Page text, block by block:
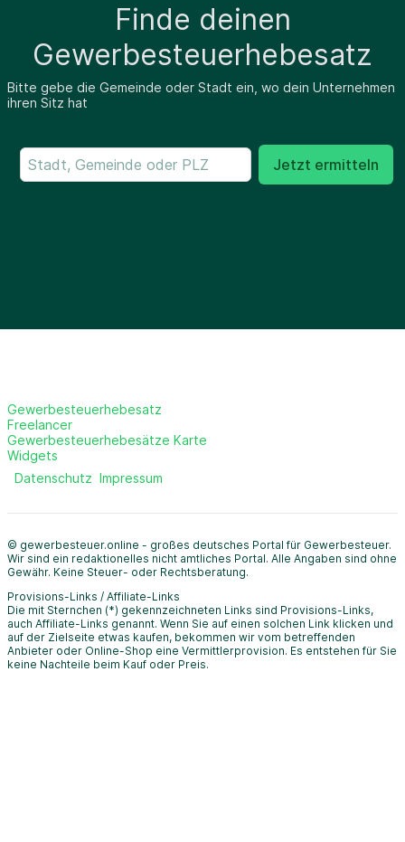
Finde deinen
Gewerbesteuerhebesatz
Bitte gebe die Gemeinde oder Stadt ein, wo dein Unternehmen
ihren Sitz hat
Jetzt ermitteln
Gewerbesteuerhebesatz
Freelancer
Gewerbesteuerhebesätze Karte
Widgets
Datenschutz Impressum
© gewerbesteuer.online - großes deutsches Portal für Gewerbesteuer.
Wir sind ein redaktionelles nicht amtliches Portal. Alle Angaben sind ohne
Gewähr. Keine Steuer- oder Rechtsberatung.
Provisions-Links / Affiliate-Links
Die mit Sternchen (*) gekennzeichneten Links sind Provisions-Links,
auch Affiliate-Links genannt. Wenn Sie auf einen solchen Link klicken und
auf der Zielseite etwas kaufen, bekommen wir vom betreffenden
Anbieter oder Online-Shop eine Vermittlerprovision. Es entstehen für Sie
keine Nachteile beim Kauf oder Preis.